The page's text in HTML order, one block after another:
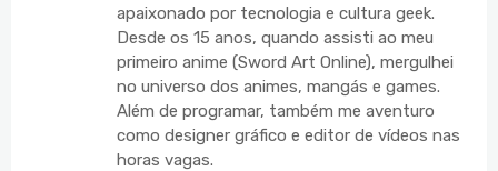
apaixonado por tecnologia e cultura geek.
Desde os 15 anos, quando assisti ao meu
primeiro anime (Sword Art Online), mergulhei
no universo dos animes, mangás e games.
Além de programar, também me aventuro
como designer gráfico e editor de vídeos nas
horas vagas.